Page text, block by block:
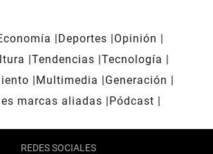
Deportes
Opinión
Tendencias Tecnología
Multimedia
Generación
marcas aliadas
Pódcast
REDES SOCIALES